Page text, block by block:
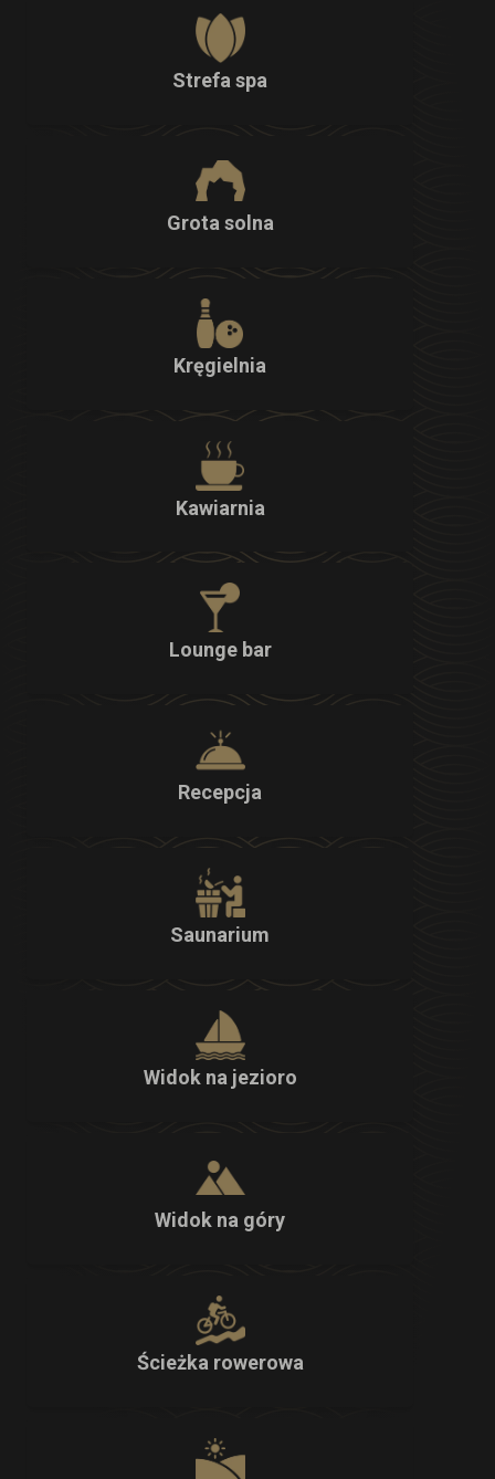
Strefa spa
Grota solna
Kręgielnia
Kawiarnia
Lounge bar
Recepcja
Saunarium
Widok na jezioro
Widok na góry
Ścieżka rowerowa